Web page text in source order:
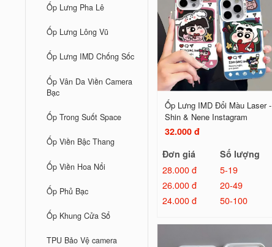
Ốp Lưng Pha Lê
Ốp Lưng Lông Vũ
Ốp Lưng IMD Chống Sốc
Ốp Vân Da Viền Camera
Bạc
Ốp Trong Suốt Space
Ốp Viền Bậc Thang
Ốp Viền Hoa Nổi
Ốp Phủ Bạc
Ốp Khung Cửa Sổ
TPU Bảo Vệ camera
Ốp Lưng IMD Đổi Màu Laser -
Shin & Nene Instagram
32.000 đ
Đơn giá
Số lượng
28.000 đ
5-19
26.000 đ
20-49
24.000 đ
50-100